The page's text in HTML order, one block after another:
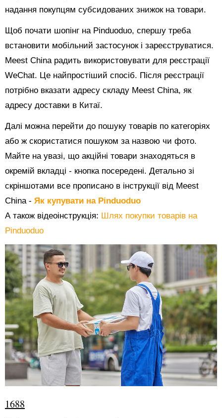
надання покупцям субсидованих знижок на товари.
Щоб почати шопінг на Pinduoduo, спершу треба
встановити мобільний застосунок і зареєструватися.
Meest China радить використовувати для реєстрації
WeChat. Це найпростіший спосіб. Після реєстрації
потрібно вказати адресу складу Meest China, як
адресу доставки в Китаї.
Далі можна перейти до пошуку товарів по категоріях
або ж скористатися пошуком за назвою чи фото.
Майте на увазі, що акційні товари знаходяться в
окремій вкладці - кнопка посередені. Детально зі
скріншотами все прописано в інструкції від Meest
China - Як купувати на Pinduoduo
А також відеоінструкція: Шлях покупки товарів на
Pinduoduo
1688